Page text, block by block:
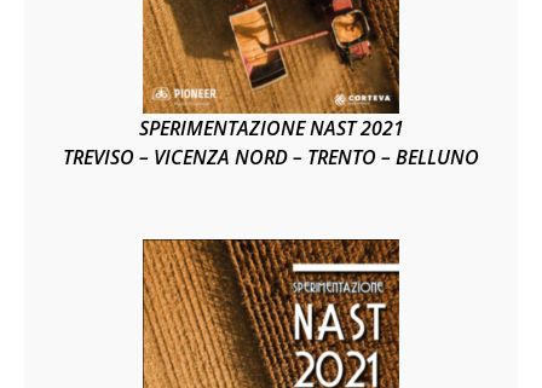
SPERIMENTAZIONE NAST 2021
TREVISO – VICENZA NORD – TRENTO – BELLUNO